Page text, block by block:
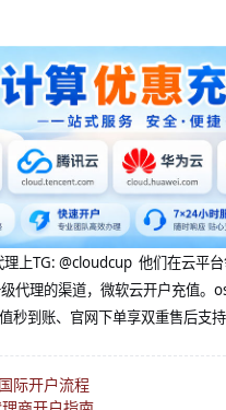
理上TG: @cloudcup 他们在云平
代理的渠道，微软云开户充值
秒到账、官网下单享双重售后支持
际开户流程